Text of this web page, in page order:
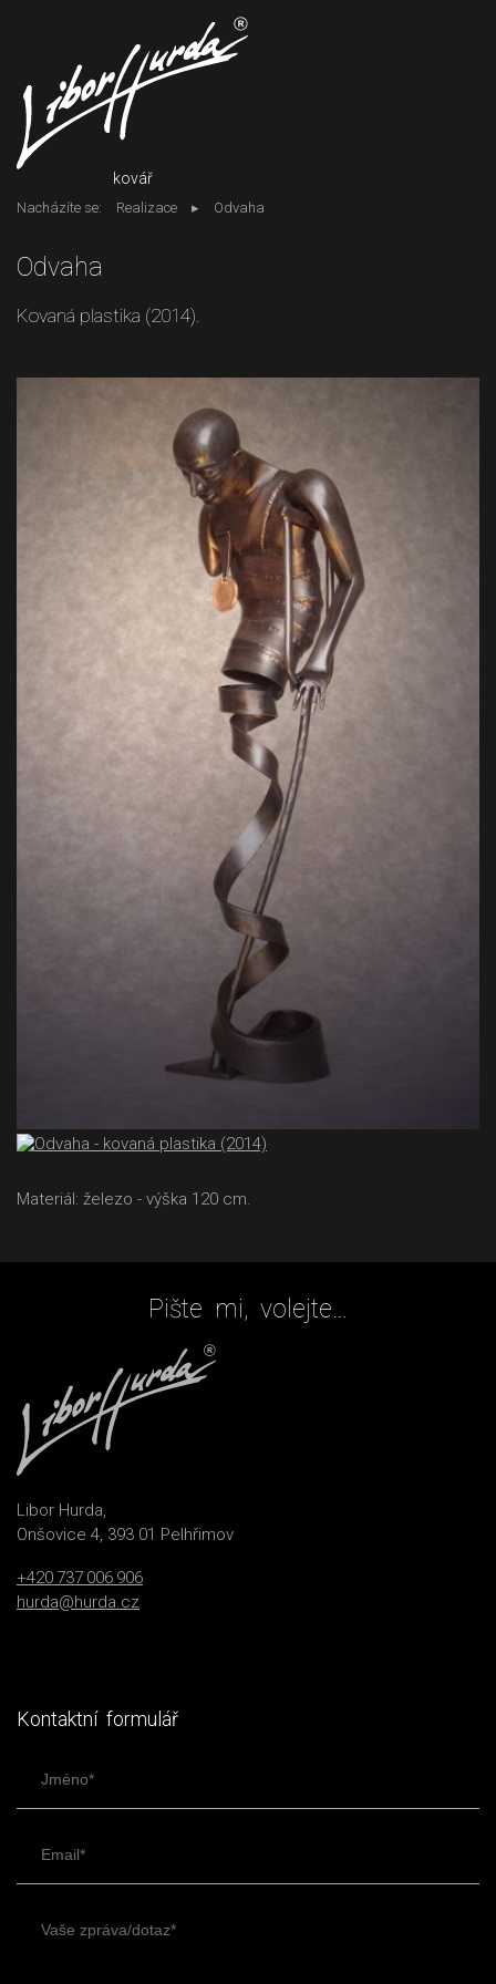
kovář
Nacházíte se: Realizace Odvaha
Odvaha
Kovaná plastika (2014).
Materiál: železo - výška 120 cm.
Pište mi, volejte…
Libor Hurda,
Onšovice 4, 393 01 Pelhřimov
+420 737 006 906
hurda@hurda.cz
Kontaktní formulář